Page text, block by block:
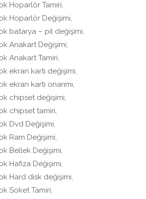
Hoparlör Tamiri,
Hoparlör Değişimi,
batarya – pil değişimi,
Anakart Değişimi,
Anakart Tamiri,
ekran kartı değişimi,
ekran kartı onarımı,
chipset değişimi,
chipset tamiri,
Dvd Değişimi,
Ram Değişimi,
Bellek Değişimi,
Hafıza Değişimi,
Hard disk değişimi,
Soket Tamiri,